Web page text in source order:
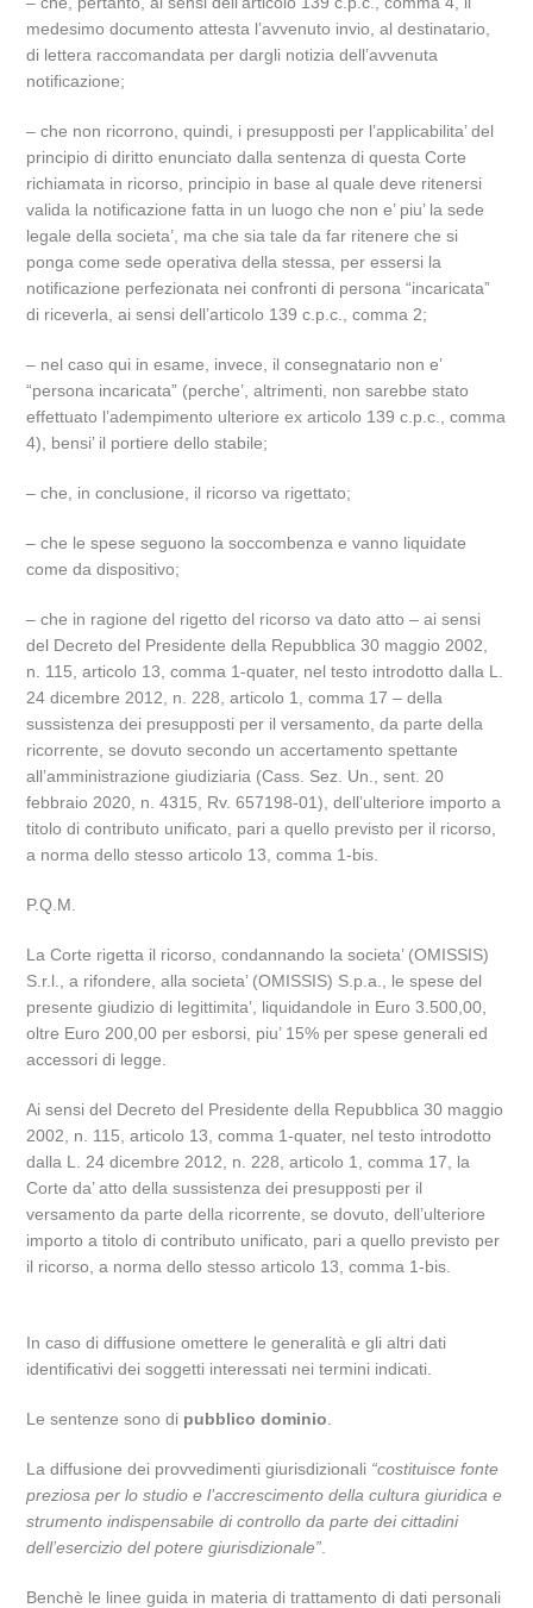
medesimo documento attesta l’avvenuto invio, al destinatario,
di lettera raccomandata per dargli notizia dell’avvenuta
notificazione;
– che non ricorrono, quindi, i presupposti per l’applicabilita’ del
principio di diritto enunciato dalla sentenza di questa Corte
richiamata in ricorso, principio in base al quale deve ritenersi
valida la notificazione fatta in un luogo che non e’ piu’ la sede
legale della societa’, ma che sia tale da far ritenere che si
ponga come sede operativa della stessa, per essersi la
notificazione perfezionata nei confronti di persona “incaricata”
di riceverla, ai sensi dell’articolo 139 c.p.c., comma 2;
– nel caso qui in esame, invece, il consegnatario non e’
“persona incaricata” (perche’, altrimenti, non sarebbe stato
effettuato l’adempimento ulteriore ex articolo 139 c.p.c., comma
4), bensi’ il portiere dello stabile;
– che, in conclusione, il ricorso va rigettato;
– che le spese seguono la soccombenza e vanno liquidate
come da dispositivo;
– che in ragione del rigetto del ricorso va dato atto – ai sensi
del Decreto del Presidente della Repubblica 30 maggio 2002,
n. 115, articolo 13, comma 1-quater, nel testo introdotto dalla L.
24 dicembre 2012, n. 228, articolo 1, comma 17 – della
sussistenza dei presupposti per il versamento, da parte della
ricorrente, se dovuto secondo un accertamento spettante
all’amministrazione giudiziaria (Cass. Sez. Un., sent. 20
febbraio 2020, n. 4315, Rv. 657198-01), dell’ulteriore importo a
titolo di contributo unificato, pari a quello previsto per il ricorso,
a norma dello stesso articolo 13, comma 1-bis.
P.Q.M.
La Corte rigetta il ricorso, condannando la societa’ (OMISSIS)
S.r.l., a rifondere, alla societa’ (OMISSIS) S.p.a., le spese del
presente giudizio di legittimita’, liquidandole in Euro 3.500,00,
oltre Euro 200,00 per esborsi, piu’ 15% per spese generali ed
accessori di legge.
Ai sensi del Decreto del Presidente della Repubblica 30 maggio
2002, n. 115, articolo 13, comma 1-quater, nel testo introdotto
dalla L. 24 dicembre 2012, n. 228, articolo 1, comma 17, la
Corte da’ atto della sussistenza dei presupposti per il
versamento da parte della ricorrente, se dovuto, dell’ulteriore
importo a titolo di contributo unificato, pari a quello previsto per
il ricorso, a norma dello stesso articolo 13, comma 1-bis.
In caso di diffusione omettere le generalità e gli altri dati
identificativi dei soggetti interessati nei termini indicati.
Le sentenze sono di pubblico dominio
La diffusione dei provvedimenti giurisdizionali “costituisce fonte
preziosa per lo studio e l’accrescimento della cultura giuridica e
strumento indispensabile di controllo da parte dei cittadini
dell’esercizio del potere giurisdizionale”
Benchè le linee guida in materia di trattamento di dati personali